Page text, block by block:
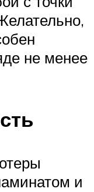
не менее
и